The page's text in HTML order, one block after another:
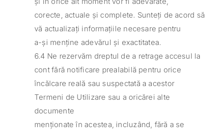
corecte, actuale și complete. Sunteți de acord să
vă actualizați informațiile necesare pentru
a-și menține adevărul și exactitatea.
6.4 Ne rezervăm dreptul de a retrage accesul la
cont fără notificare prealabilă pentru orice
încălcare reală sau suspectată a acestor
Termeni de Utilizare sau a oricărei alte
documente
menționate în acestea, incluzând, fără a se